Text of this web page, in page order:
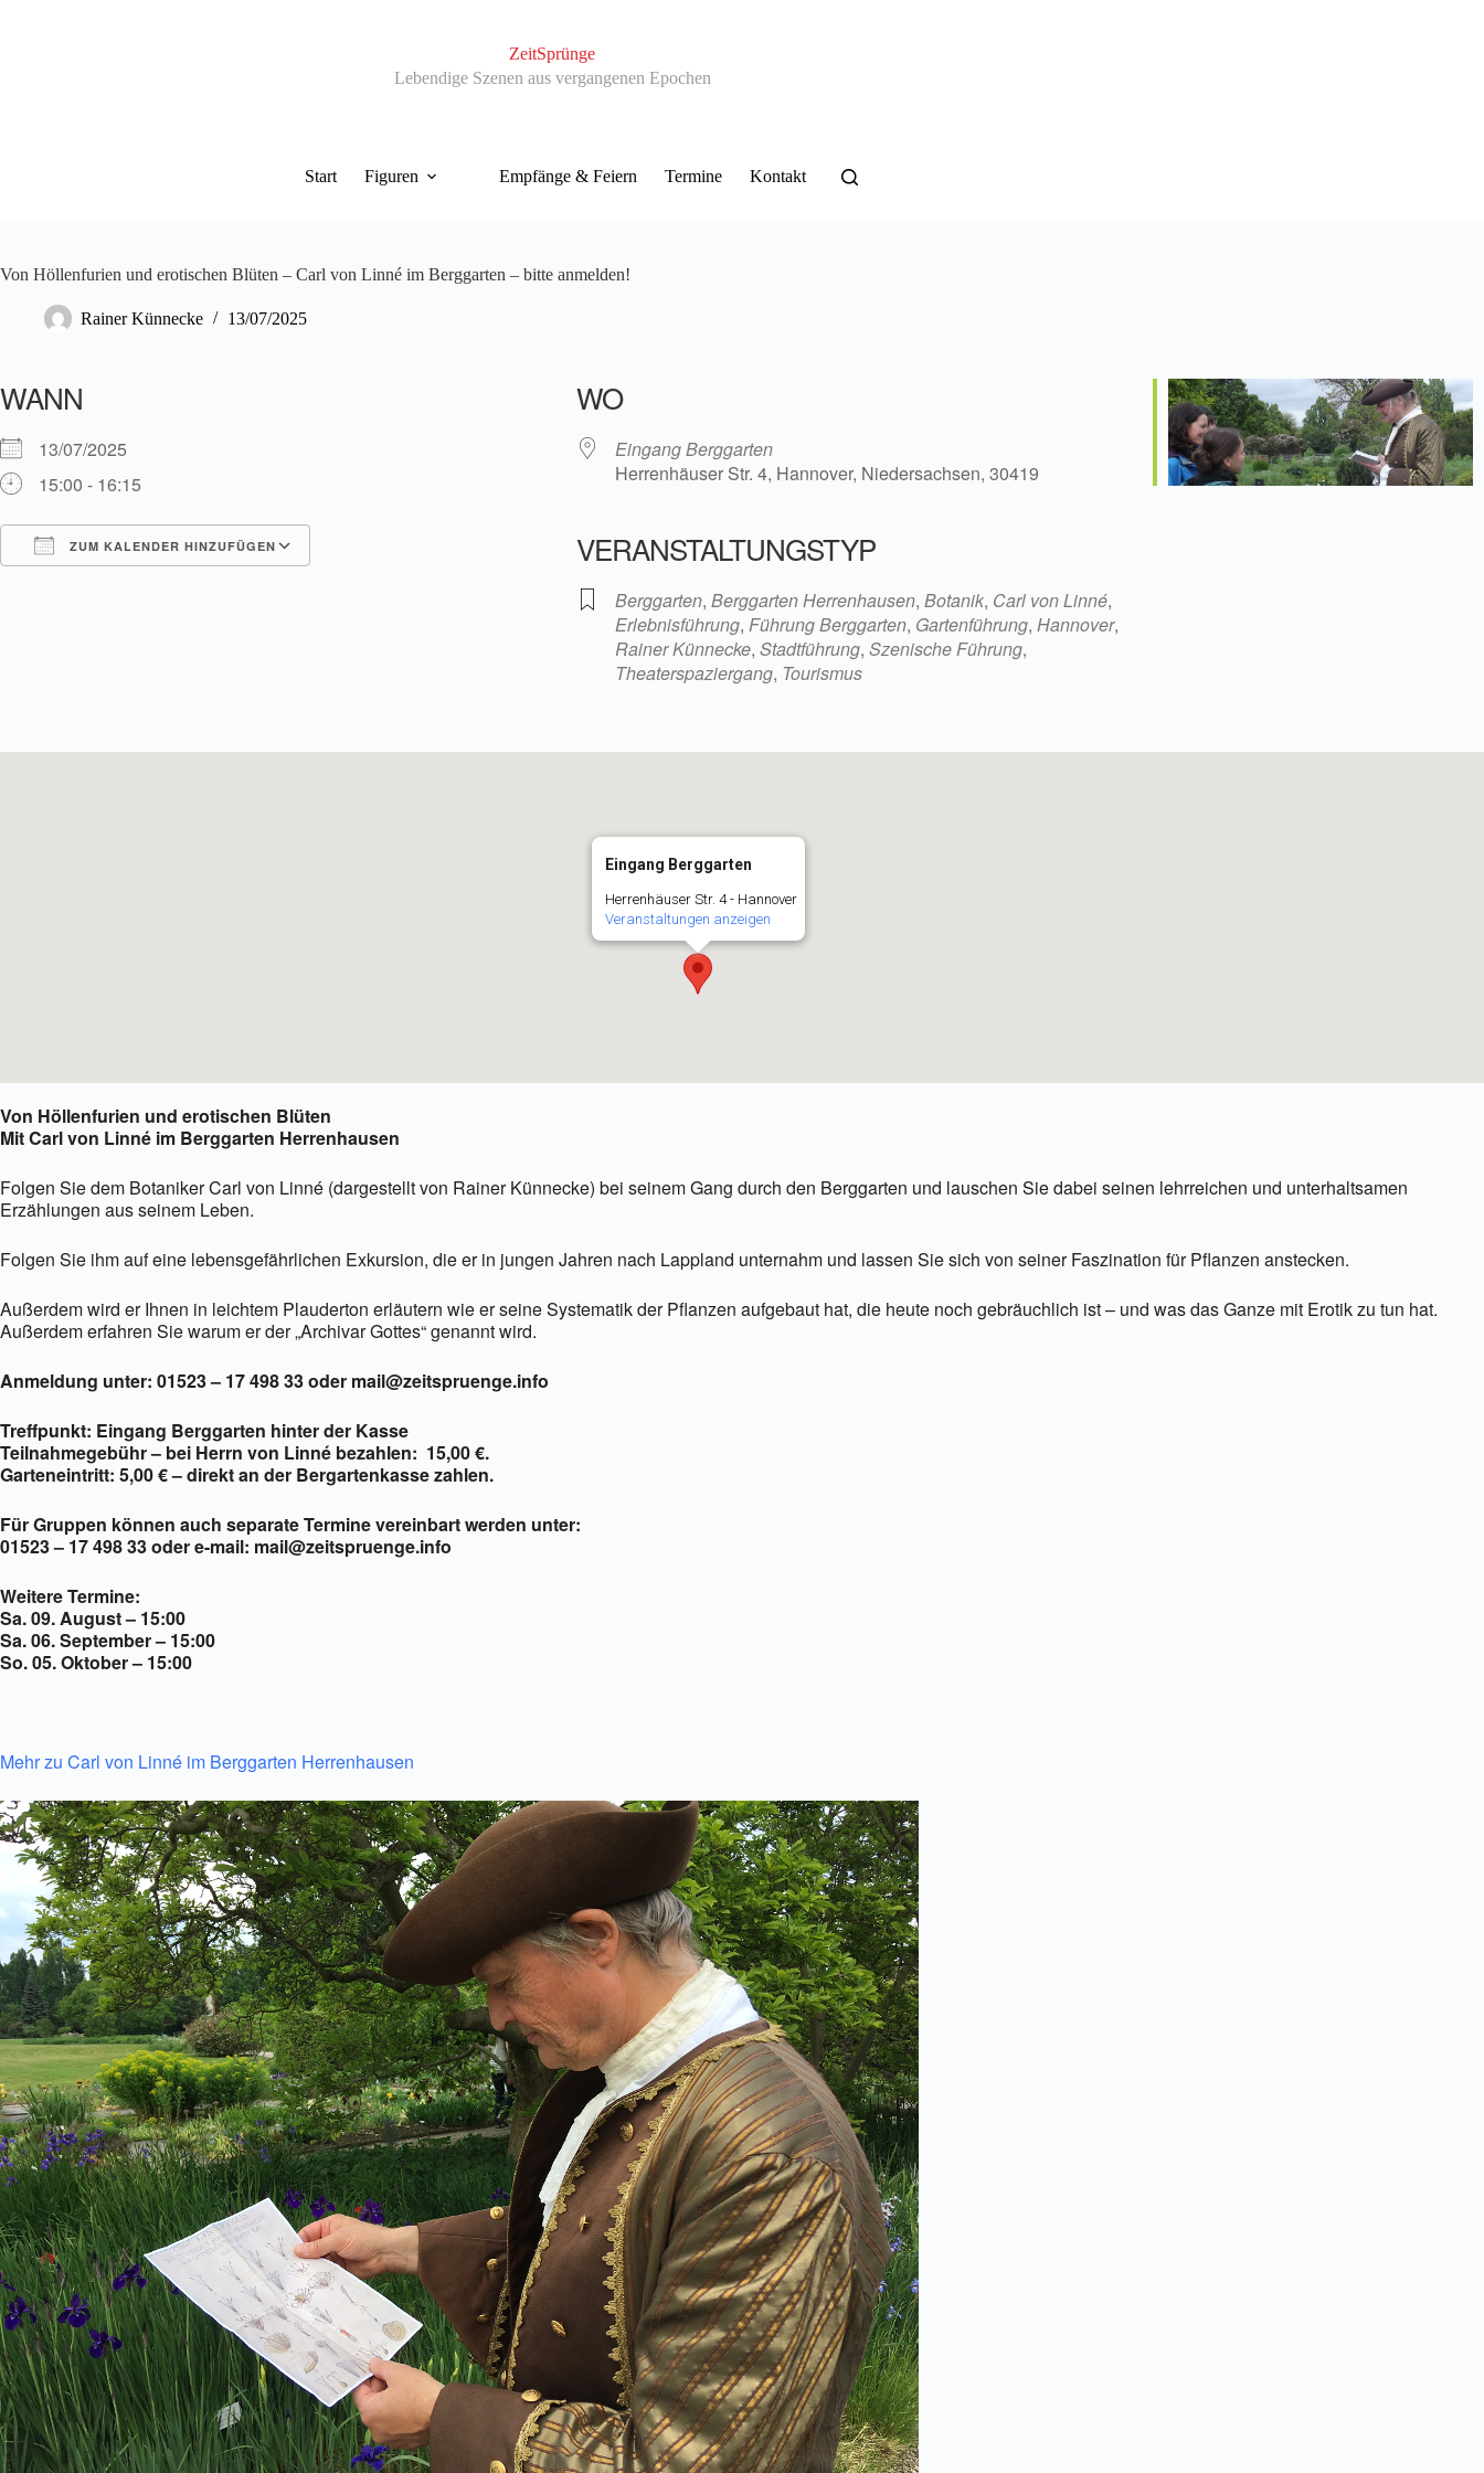
ZeitSprünge
Lebendige Szenen aus vergangenen Epochen
Start Figuren Empfänge & Feiern Termine Kontakt
Von Höllenfurien und erotischen Blüten – Carl von Linné im Berggarten – bitte anmelden!
Rainer Künnecke 13/07/2025
WANN
13/07/2025
15:00 - 16:15
ZUM KALENDER HINZUFÜGEN
WO
Eingang Berggarten
Herrenhäuser Str. 4, Hannover, Niedersachsen, 30419
VERANSTALTUNGSTYP
Berggarten, Berggarten Herrenhausen, Botanik, Carl von Linné,
Erlebnisführung, Führung Berggarten, Gartenführung, Hannover,
Rainer Künnecke, Stadtführung, Szenische Führung,
Theaterspaziergang, Tourismus
Eingang Berggarten
Herrenhäuser Str. 4 - Hannover
Veranstaltungen anzeigen
Von Höllenfurien und erotischen Blüten
Mit Carl von Linné im Berggarten Herrenhausen
Folgen Sie dem Botaniker Carl von Linné (dargestellt von Rainer Künnecke) bei seinem Gang durch den Berggarten und lauschen Sie dabei seinen lehrreichen und unterhaltsamen
Erzählungen aus seinem Leben.
Folgen Sie ihm auf eine lebensgefährlichen Exkursion, die er in jungen Jahren nach Lappland unternahm und lassen Sie sich von seiner Faszination für Pflanzen anstecken.
Außerdem wird er Ihnen in leichtem Plauderton erläutern wie er seine Systematik der Pflanzen aufgebaut hat, die heute noch gebräuchlich ist – und was das Ganze mit Erotik zu tun hat.
Außerdem erfahren Sie warum er der „Archivar Gottes“ genannt wird.
Anmeldung unter: 01523 – 17 498 33 oder mail@zeitspruenge.info
Treffpunkt: Eingang Berggarten hinter der Kasse
Teilnahmegebühr – bei Herrn von Linné bezahlen: 15,00 €.
Garteneintritt: 5,00 € – direkt an der Bergartenkasse zahlen.
Für Gruppen können auch separate Termine vereinbart werden unter:
01523 – 17 498 33 oder e-mail: mail@zeitspruenge.info
Weitere Termine:
Sa. 09. August – 15:00
Sa. 06. September – 15:00
So. 05. Oktober – 15:00
Mehr zu Carl von Linné im Berggarten Herrenhausen